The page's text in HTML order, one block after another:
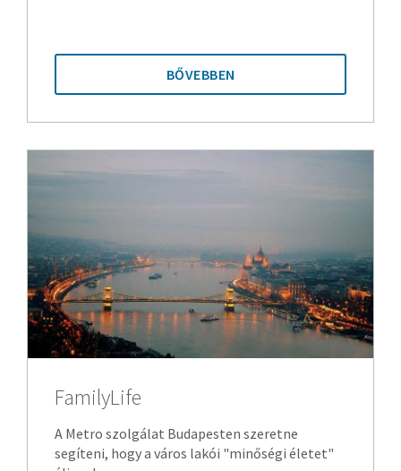
BŐVEBBEN
FamilyLife
A Metro szolgálat Budapesten szeretne
segíteni, hogy a város lakói "minőségi életet"